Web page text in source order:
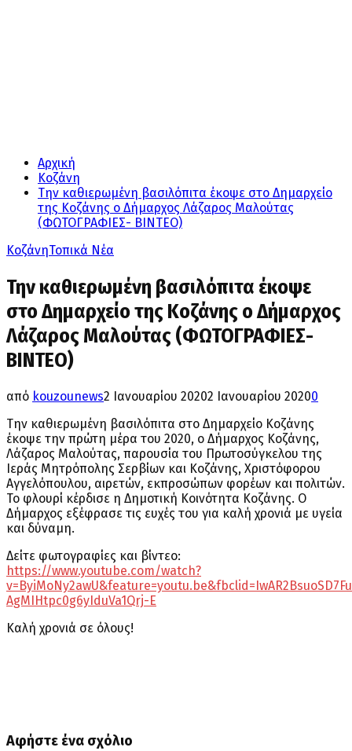
Αρχική
Κοζάνη
Την καθιερωμένη βασιλόπιτα έκοψε στο Δημαρχείο
της Κοζάνης ο Δήμαρχος Λάζαρος Μαλούτας
(ΦΩΤΟΓΡΑΦΙΕΣ- ΒΙΝΤΕΟ)
ΚοζάνηΤοπικά Νέα
Την καθιερωμένη βασιλόπιτα έκοψε
στο Δημαρχείο της Κοζάνης ο Δήμαρχος
Λάζαρος Μαλούτας (ΦΩΤΟΓΡΑΦΙΕΣ-
ΒΙΝΤΕΟ)
από kouzounews2 Ιανουαρίου 20202 Ιανουαρίου 20200
Την καθιερωμένη βασιλόπιτα στο Δημαρχείο Κοζάνης
έκοψε την πρώτη μέρα του 2020, ο Δήμαρχος Κοζάνης,
Λάζαρος Μαλούτας, παρουσία του Πρωτοσύγκελου της
Ιεράς Μητρόπολης Σερβίων και Κοζάνης, Χριστόφορου
Αγγελόπουλου, αιρετών, εκπροσώπων φορέων και πολιτών.
Το φλουρί κέρδισε η Δημοτική Κοινότητα Κοζάνης. Ο
Δήμαρχος εξέφρασε τις ευχές του για καλή χρονιά με υγεία
και δύναμη.
Δείτε φωτογραφίες και βίντεο:
https://www.youtube.com/watch?
AgMIHtpc0g6yIduVa1Qrj-E
Καλή χρονιά σε όλους!
Αφήστε ένα σχόλιο